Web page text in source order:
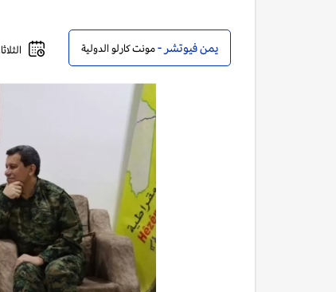
يمن فيوتشر -مونت كارلو الدولية الثلاثاء, 07 أكتوبر, 2025